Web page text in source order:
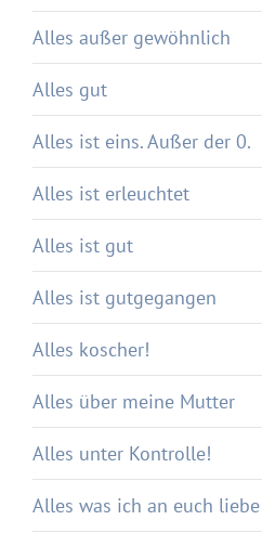
Alles außer gewöhnlich
Alles gut
Alles ist eins. Außer der 0.
Alles ist erleuchtet
Alles ist gut
Alles ist gutgegangen
Alles koscher!
Alles über meine Mutter
Alles unter Kontrolle!
Alles was ich an euch liebe